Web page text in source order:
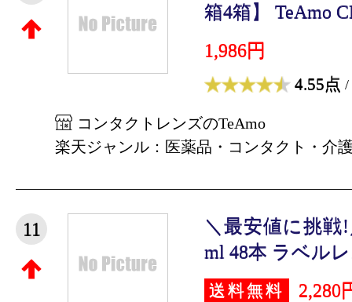
箱4箱】 TeAmo
1,986円
4.55点 /
コンタクトレンズのTeAmo
楽天ジャンル：医薬品・コンタクト・介
11
＼最安値に挑戦
ml 48本 ラベル
送料無料 2,280